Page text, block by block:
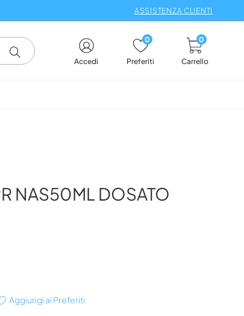
ASSISTENZA CLIENTI
Accedi Preferiti
0
Carrello
0
NAS50ML DOSATO
Aggiungi ai Preferiti